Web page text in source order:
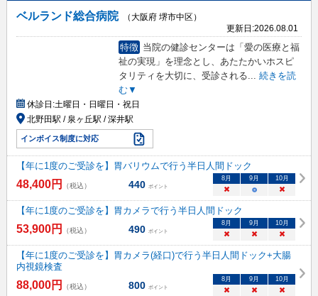
ベルランド総合病院
（大阪府 堺市中区）
更新日:2026.08.01
特徴 当院の健診センターは「愛の医療と福
祉の実現」を理念とし、あたたかいホスピ
タリティを大切に、受診される
続きを読
む▼
休診日:土曜日・日曜日・祝日
北野田駅 / 泉ヶ丘駅 / 深井駅
インボイス制度に対応
【年に1度のご受診を】胃バリウムで行う半日人間ドック
48,400円 （税込） 440 ポイント
8 月 9 月 10月
× ○ ×
【年に1度のご受診を】胃カメラで行う半日人間ドック
53,900円 （税込） 490 ポイント
8 月 9 月 10月
× × ×
【年に1度のご受診を】胃カメラ(経口)で行う半日人間ドック+大腸
内視鏡検査
88,000円 （税込） 800 ポイント
8 月 9 月 10月
× × ×